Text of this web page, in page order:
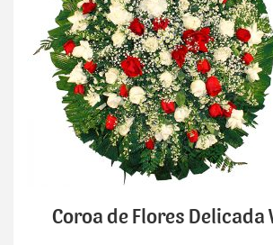
Coroa de Flores Delicada